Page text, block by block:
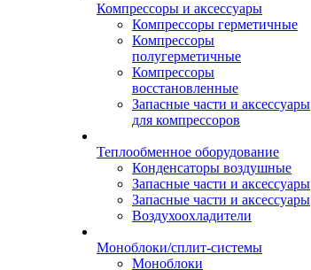
Компрессоры и аксессуары
Компрессоры герметичные
Компрессоры
полугерметичные
Компрессоры
восстановленные
Запасные части и аксессуары
для компрессоров
Теплообменное оборудование
Конденсаторы воздушные
Запасные части и аксессуары
Запасные части и аксессуары
Воздухоохладители
Моноблоки/сплит-системы
Моноблоки